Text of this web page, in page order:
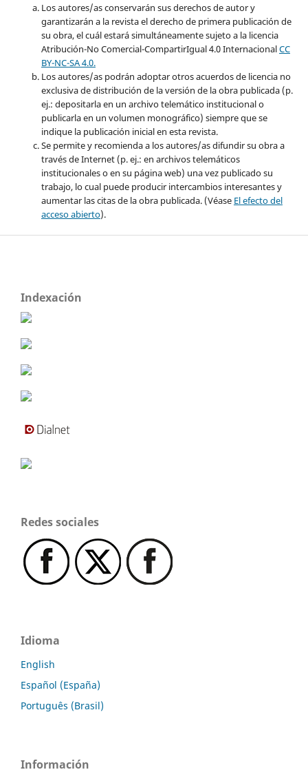
Los autores/as conservarán sus derechos de autor y
garantizarán a la revista el derecho de primera publicación de
su obra, el cuál estará simultáneamente sujeto a la licencia
Atribución-No Comercial-CompartirIgual 4.0 InternacionalCC
BY-NC-SA 4.0.
Los autores/as podrán adoptar otros acuerdos de licencia no
exclusiva de distribución de la versión de la obra publicada (p.
ej.: depositarla en un archivo telemático institucional o
publicarla en un volumen monográfico) siempre que se
indique la publicación inicial en esta revista.
Se permite y recomienda a los autores/as difundir su obra a
través de Internet (p. ej.: en archivos telemáticos
institucionales o en su página web) una vez publicado su
trabajo, lo cual puede producir intercambios interesantes y
aumentar las citas de la obra publicada. (Véase El efecto del
acceso abierto).
Indexación
Redes sociales
Idioma
English
Español (España)
Português (Brasil)
Información